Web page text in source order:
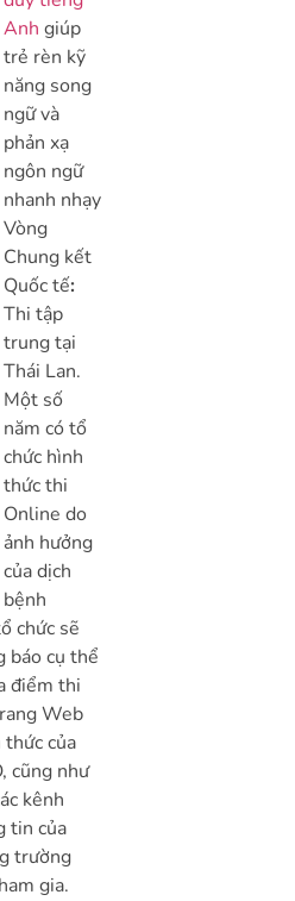
Anh giúp
trẻ rèn kỹ
năng song
ngữ và
phản xạ
ngôn ngữ
nhanh nhạy
Vòng
Chung kết
Quốc tế:
Thi tập
trung tại
Thái Lan.
Một số
năm có tổ
chức hình
thức thi
Online do
ảnh hưởng
của dịch
bệnh
chức sẽ
báo cụ thể
điểm thi
Web
thức của
cũng như
kênh
tin của
trường
gia.